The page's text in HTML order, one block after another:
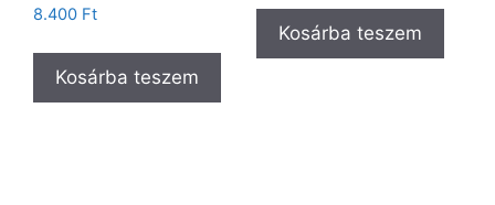
8.400 Ft
Kosárba teszem
Kosárba teszem